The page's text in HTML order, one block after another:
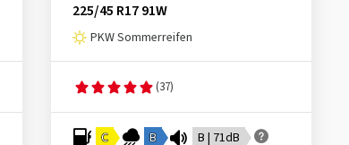
225/45 R17 91W
PKW Sommerreifen
(37)
C B B | 71dB